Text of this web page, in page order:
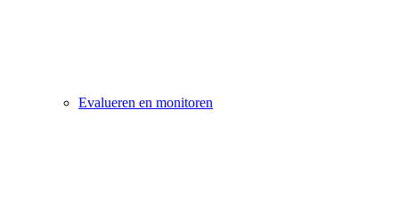
Evalueren en monitoren